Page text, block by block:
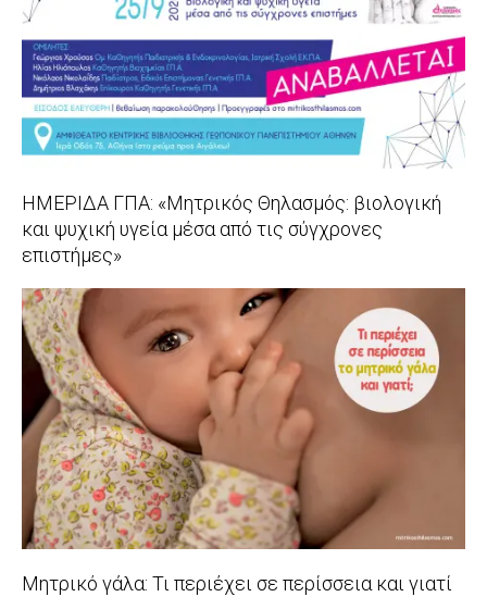
ΗΜΕΡΙΔΑ ΓΠΑ: «Μητρικός Θηλασμός: βιολογική
και ψυχική υγεία μέσα από τις σύγχρονες
επιστήμες»
2020-
07-
18
Μητρικό γάλα: Τι περιέχει σε περίσσεια και γιατί